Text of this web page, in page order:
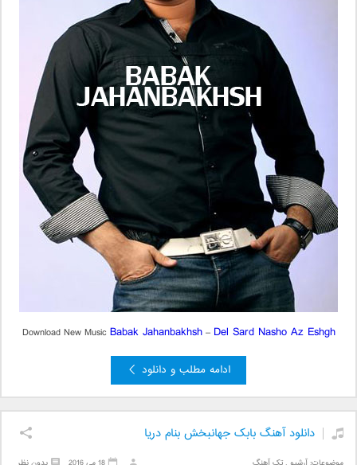
Download New MusicBabak Jahanbakhsh– Del Sard Nasho Az Eshgh
ادامه مطلب و دانلود
دانلود آهنگ بابک جهانبخش بنام دریا